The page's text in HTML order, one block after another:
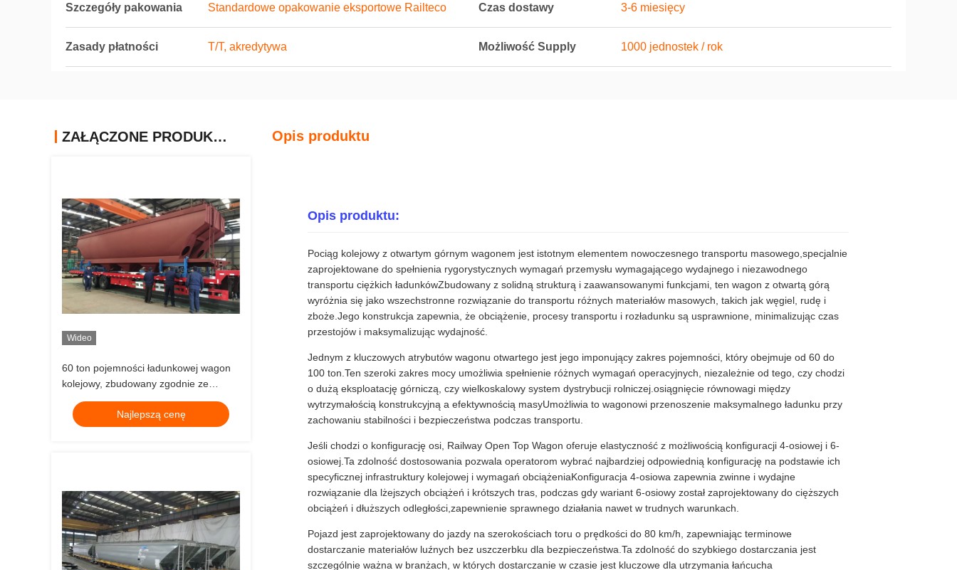
Szczegóły pakowania Standardowe opakowanie eksportowe Railteco Czas dostawy 3-6 miesięcy
Zasady płatności T/T, akredytywa Możliwość Supply 1000 jednostek / rok
ZAŁĄCZONE PRODUKTY
Wideo
60 ton pojemności ładunkowej wagon
kolejowy, zbudowany zgodnie ze
standardami UIC lub AAR, w tym
standardowym typem hamulca AAR lub
TB zapewniającym dostawę ładunków
Najlepszą cenę
Opis produktu
Opis produktu:
Pociąg kolejowy z otwartym górnym wagonem jest istotnym elementem nowoczesnego transportu masowego,specjalnie
zaprojektowane do spełnienia rygorystycznych wymagań przemysłu wymagającego wydajnego i niezawodnego
transportu ciężkich ładunkówZbudowany z solidną strukturą i zaawansowanymi funkcjami, ten wagon z otwartą górą
wyróżnia się jako wszechstronne rozwiązanie do transportu różnych materiałów masowych, takich jak węgiel, rudę i
zboże.Jego konstrukcja zapewnia, że obciążenie, procesy transportu i rozładunku są usprawnione, minimalizując czas
przestojów i maksymalizując wydajność.
Jednym z kluczowych atrybutów wagonu otwartego jest jego imponujący zakres pojemności, który obejmuje od 60 do
100 ton.Ten szeroki zakres mocy umożliwia spełnienie różnych wymagań operacyjnych, niezależnie od tego, czy chodzi
o dużą eksploatację górniczą, czy wielkoskalowy system dystrybucji rolniczej.osiągnięcie równowagi między
wytrzymałością konstrukcyjną a efektywnością masyUmożliwia to wagonowi przenoszenie maksymalnego ładunku przy
zachowaniu stabilności i bezpieczeństwa podczas transportu.
Jeśli chodzi o konfigurację osi, Railway Open Top Wagon oferuje elastyczność z możliwością konfiguracji 4-osiowej i 6-
osiowej.Ta zdolność dostosowania pozwala operatorom wybrać najbardziej odpowiednią konfigurację na podstawie ich
specyficznej infrastruktury kolejowej i wymagań obciążeniaKonfiguracja 4-osiowa zapewnia zwinne i wydajne
rozwiązanie dla lżejszych obciążeń i krótszych tras, podczas gdy wariant 6-osiowy został zaprojektowany do cięższych
obciążeń i dłuższych odległości,zapewnienie sprawnego działania nawet w trudnych warunkach.
Pojazd jest zaprojektowany do jazdy na szerokościach toru o prędkości do 80 km/h, zapewniając terminowe
dostarczanie materiałów luźnych bez uszczerbku dla bezpieczeństwa.Ta zdolność do szybkiego dostarczania jest
szczególnie ważna w branżach, w których dostarczanie w czasie jest kluczowe dla utrzymania łańcucha